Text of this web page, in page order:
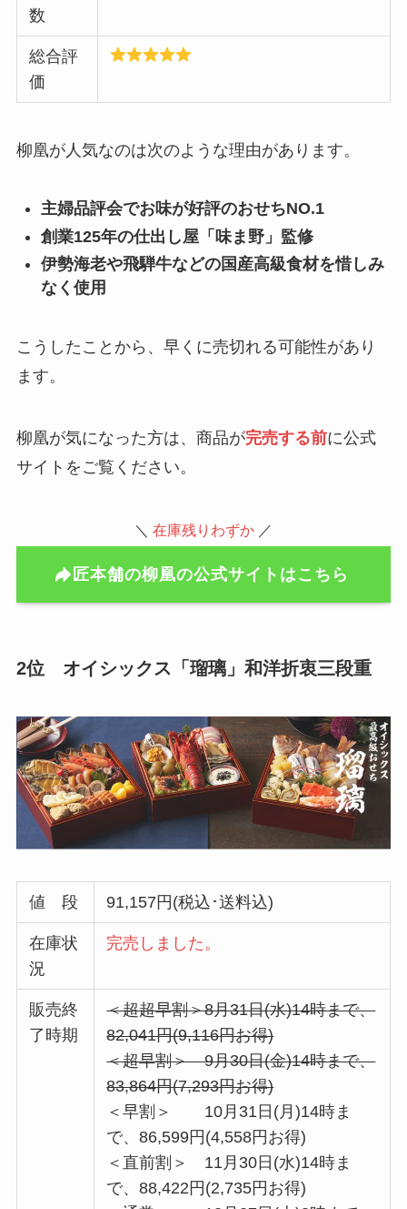
数
総合評
価
柳凰が人気なのは次のような理由があります。
主婦品評会でお味が好評のおせちNO.1
創業125年の仕出し屋「味ま野」監修
伊勢海老や飛騨牛などの国産高級食材を惜しみ
なく使用
こうしたことから、早くに売切れる可能性があり
ます。
柳凰が気になった方は、商品が完売する前に公式
サイトをご覧ください。
＼ 在庫残りわずか ／
匠本舗の柳凰の公式サイトはこちら
2位 オイシックス「瑠璃」和洋折衷三段重
値 段 91,157円(税込･送料込)
在庫状
況
完売しました。
販売終
了時期
＜超超早割＞8月31日(水)14時まで、
82,041円(9,116円お得)
＜超早割＞ 9月30日(金)14時まで、
83,864円(7,293円お得)
＜早割＞ 10月31日(月)14時ま
で、86,599円(4,558円お得)
＜直前割＞ 11月30日(水)14時ま
で、88,422円(2,735円お得)